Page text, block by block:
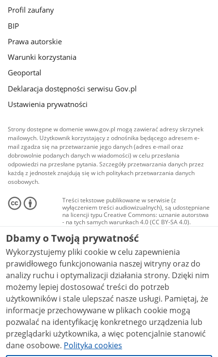
Profil zaufany
BIP
Prawa autorskie
Warunki korzystania
Geoportal
Deklaracja dostępności serwisu Gov.pl
Ustawienia prywatności
Strony dostępne w domenie www.gov.pl mogą zawierać adresy skrzynek
mailowych. Użytkownik korzystający z odnośnika będącego adresem e-
mail zgadza się na przetwarzanie jego danych (adres e-mail oraz
dobrowolnie podanych danych w wiadomości) w celu przesłania
odpowiedzi na przesłane pytania. Szczegóły przetwarzania danych przez
każdą z jednostek znajdują się w ich politykach przetwarzania danych
osobowych.
Treści tekstowe publikowane w serwisie (z
wyłączeniem treści audiowizualnych), są udostępniane
na licencji typu Creative Commons: uznanie autorstwa
- na tych samych warunkach 4.0 (CC BY-SA 4.0).
Materiały audiowizualne, w tym zdjęcia, materiały
audio i wideo, są udostępniane na licencji typu
Creative Commons: uznanie autorstwa użycie
niekomercyjne - bez utworów zależnych 4.0 (CC BY-
NC-ND 4.0), o ile nie jest to stwierdzone inaczej.
Dbamy o Twoją prywatność
Wykorzystujemy pliki cookie w celu zapewnienia
prawidłowego funkcjonowania naszej witryny oraz do
analizy ruchu i optymalizacji działania strony. Dzięki nim
możemy lepiej dostosować treści do potrzeb
użytkowników i stale ulepszać nasze usługi. Pamiętaj, że
informacje przechowywane w plikach cookie mogą
pozwalać na identyfikację konkretnego urządzenia lub
przeglądarki użytkownika, a więc potencjalnie stanowić
dane osobowe. Polityka cookies